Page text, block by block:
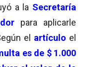
a la Secretaría
para aplicarle
el artículo el
es de $ 1.000